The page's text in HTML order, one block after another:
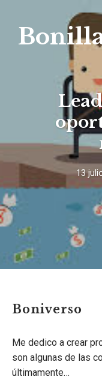
13
Boniverso
Me dedico a crear
son algunas de las
últimamente…